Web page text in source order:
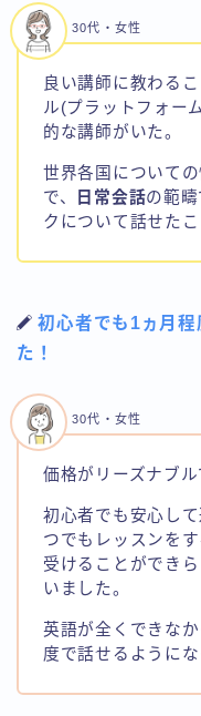
良い講師に教わる
ル(プラットフォー
的な講師がいた。
世界各国について
で、
日常会話の範
クについて話せた
30代・女性
初心者でも1ヵ月
た！
価格がリーズナブル
初心者でも安心し
つでもレッスンを
受けることができ
いました。
英語が全くできな
度で話せるように
30代・女性